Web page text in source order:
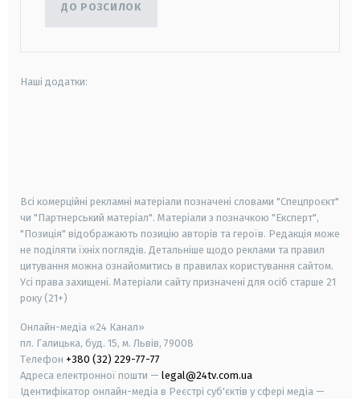
ДО РОЗСИЛОК
Наші додатки:
Всі комерційні рекламні матеріали позначені словами "Спецпроєкт"
чи "Партнерський матеріал". Матеріали з позначкою "Експерт",
"Позиція" відображають позицію авторів та героїв. Редакція може
не поділяти їхніх поглядів. Детальніше щодо реклами та правил
цитування можна ознайомитись в правилах користування сайтом.
Усі права захищені. Матеріали сайту призначені для осіб старше 21
року (21+)
Онлайн-медіа «24 Канал»
пл. Галицька, буд. 15, м. Львів, 79008
Телефон +380 (32) 229-77-77
Адреса електронної пошти — legal@24tv.com.ua
Ідентифікатор онлайн-медіа в Реєстрі суб'єктів у сфері медіа —